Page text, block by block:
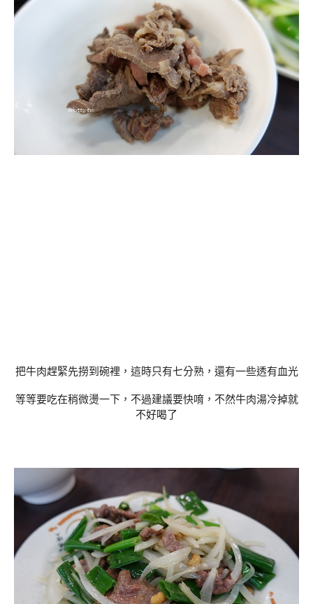
把牛肉趕緊先撈到碗裡，這時只有七分熟，還有一些透有血光
等等要吃在稍微燙一下，不過建議要快唷，不然牛肉湯冷掉就
不好喝了